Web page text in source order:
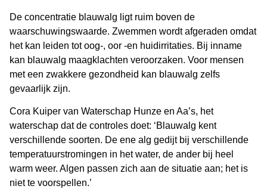
De concentratie blauwalg ligt ruim boven de
waarschuwingswaarde. Zwemmen wordt afgeraden omdat
het kan leiden tot oog-, oor -en huidirritaties. Bij inname
kan blauwalg maagklachten veroorzaken. Voor mensen
met een zwakkere gezondheid kan blauwalg zelfs
gevaarlijk zijn.
Cora Kuiper van Waterschap Hunze en Aa’s, het
waterschap dat de controles doet: ‘Blauwalg kent
verschillende soorten. De ene alg gedijt bij verschillende
temperatuurstromingen in het water, de ander bij heel
warm weer. Algen passen zich aan de situatie aan; het is
niet te voorspellen.’